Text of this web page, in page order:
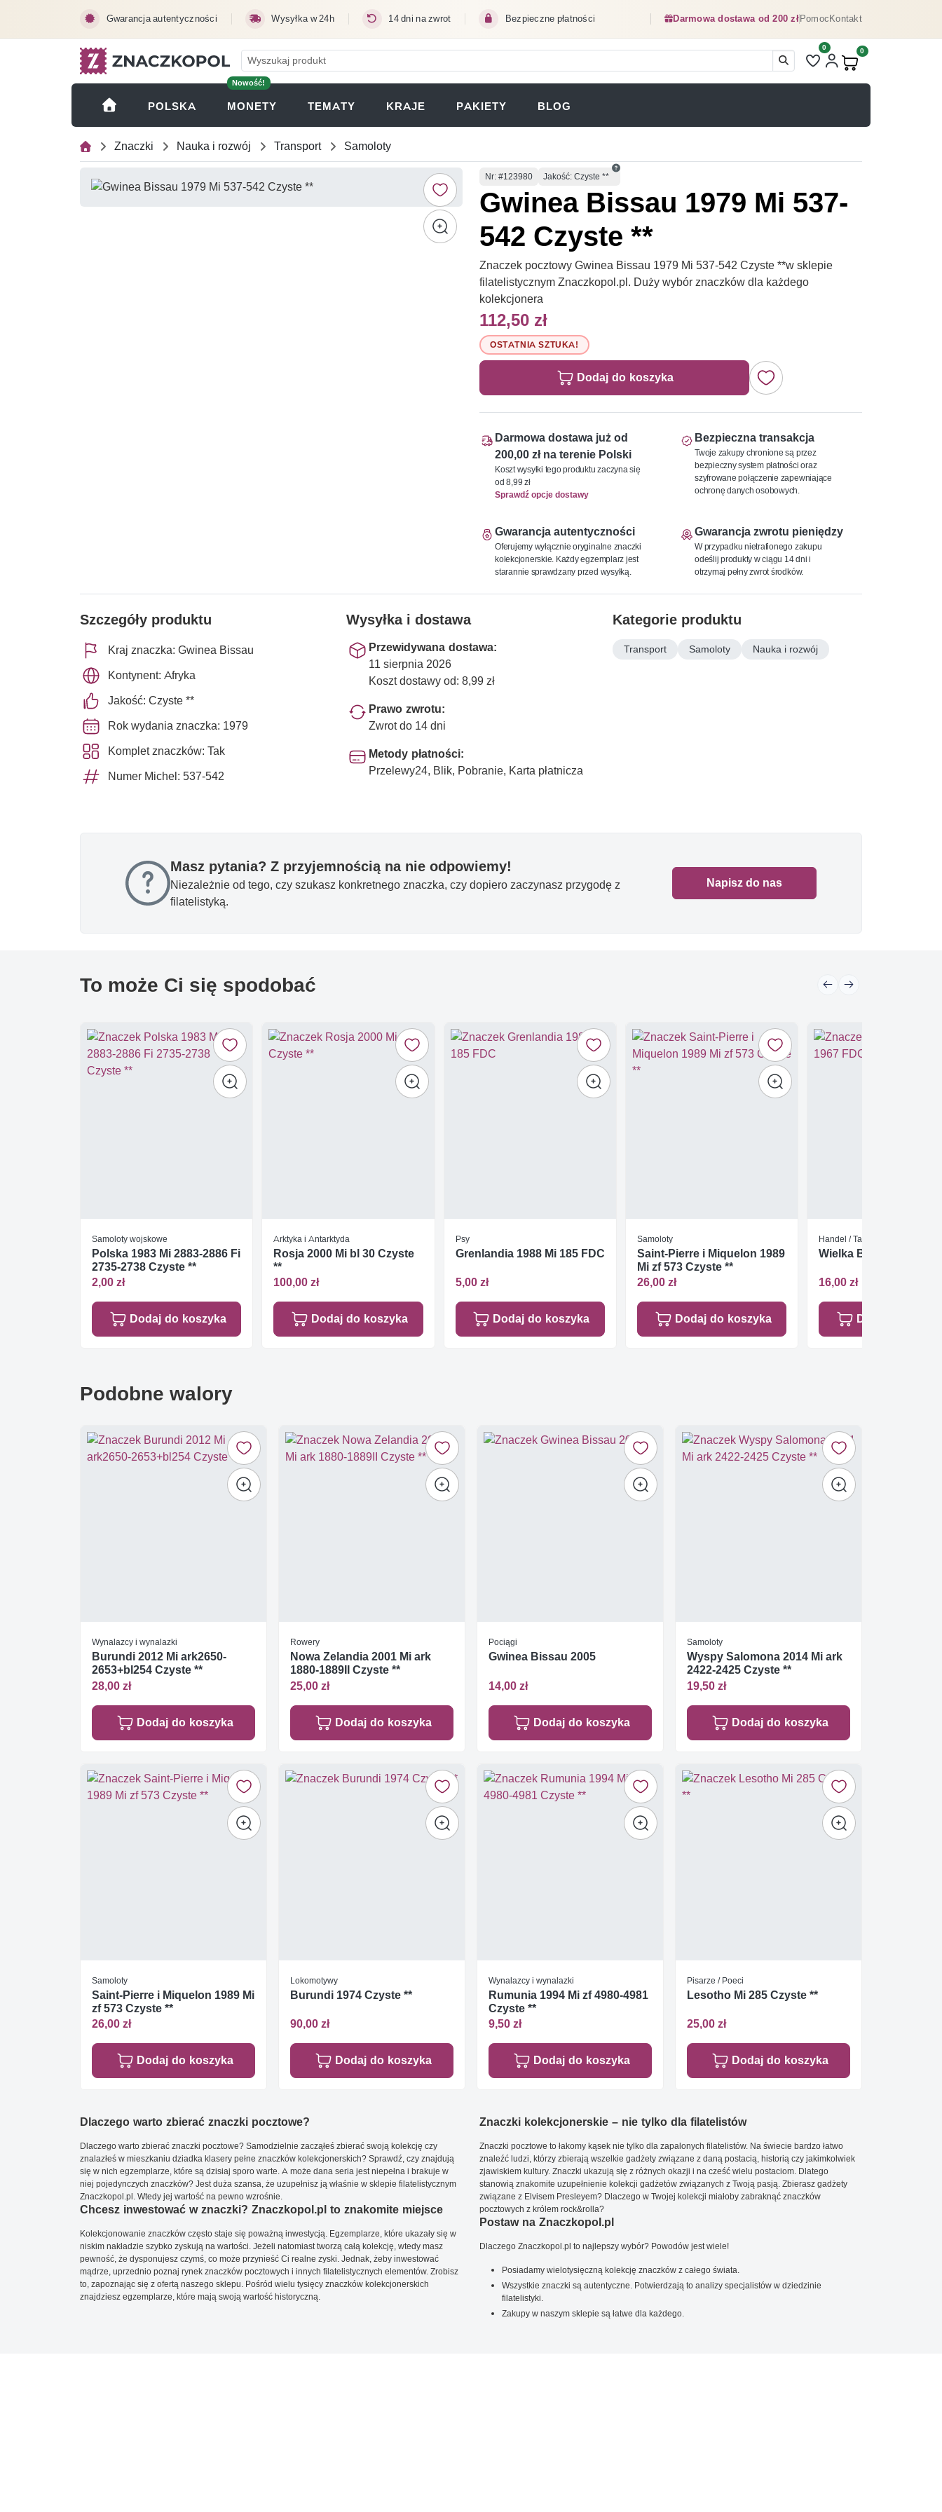
Gwarancja autentyczności Wysyłka w 24h 14 dni na zwrot Bezpieczne płatności Darmowa dostawa od 200 złPomocKontakt
Liczba pozycji na liście
0
Produkty w koszyku:
0
POLSKA
Nowość!
MONETY (OTWIERA SIĘ W NOWEJ KARCIE)
TEMATY KRAJE PAKIETY BLOG
Znaczki Nauka i rozwój Transport Samoloty
Numer
Nr: #123980 Jakość: Czyste **
Gwinea Bissau 1979 Mi 537-
542 Czyste **
Znaczek pocztowy Gwinea Bissau 1979 Mi 537-542 Czyste **w sklepie
filatelistycznym Znaczkopol.pl. Duży wybór znaczków dla każdego
kolekcjonera
112,50 zł
OSTATNIA SZTUKA!
Dodaj do koszyka
Darmowa dostawa już od
200,00 zł na terenie Polski
Koszt wysyłki tego produktu zaczyna się
od 8,99 zł
Sprawdź opcje dostawy
Bezpieczna transakcja
Twoje zakupy chronione są przez
bezpieczny system płatności oraz
szyfrowane połączenie zapewniające
ochronę danych osobowych.
Gwarancja autentyczności
Oferujemy wyłącznie oryginalne znaczki
kolekcjonerskie. Każdy egzemplarz jest
starannie sprawdzany przed wysyłką.
Gwarancja zwrotu pieniędzy
W przypadku nietrafionego zakupu
odeślij produkty w ciągu 14 dni i
otrzymaj pełny zwrot środków.
Szczegóły produktu
Kraj znaczka: Gwinea Bissau
Kontynent: Afryka
Jakość: Czyste **
Rok wydania znaczka: 1979
Komplet znaczków: Tak
Numer Michel: 537-542
Wysyłka i dostawa
Przewidywana dostawa:
11 sierpnia 2026
Koszt dostawy od: 8,99 zł
Prawo zwrotu:
Zwrot do 14 dni
Metody płatności:
Przelewy24, Blik, Pobranie, Karta płatnicza
Kategorie produktu
Transport Samoloty Nauka i rozwój
Masz pytania? Z przyjemnością na nie odpowiemy!
Niezależnie od tego, czy szukasz konkretnego znaczka, czy dopiero zaczynasz przygodę z
filatelistyką.
Napisz do nas
To może Ci się spodobać
Samoloty wojskowe
Polska 1983 Mi 2883-2886 Fi
2735-2738 Czyste **
2,00 zł
Dodaj do koszyka
Arktyka i Antarktyda
Rosja 2000 Mi bl 30 Czyste
**
100,00 zł
Dodaj do koszyka
Psy
Grenlandia 1988 Mi 185 FDC
5,00 zł
Dodaj do koszyka
Samoloty
Saint-Pierre i Miquelon 1989
Mi zf 573 Czyste **
26,00 zł
Dodaj do koszyka
Handel / Targi
Wielka Brytania 1967
16,00 zł
Dodaj do
Podobne walory
Wynalazcy i wynalazki
Burundi 2012 Mi ark2650-
2653+bl254 Czyste **
28,00 zł
Dodaj do koszyka
Rowery
Nowa Zelandia 2001 Mi ark
1880-1889II Czyste **
25,00 zł
Dodaj do koszyka
Pociągi
Gwinea Bissau 2005
14,00 zł
Dodaj do koszyka
Samoloty
Wyspy Salomona 2014 Mi ark
2422-2425 Czyste **
19,50 zł
Dodaj do koszyka
Samoloty
Saint-Pierre i Miquelon 1989 Mi
zf 573 Czyste **
26,00 zł
Dodaj do koszyka
Lokomotywy
Burundi 1974 Czyste **
90,00 zł
Dodaj do koszyka
Wynalazcy i wynalazki
Rumunia 1994 Mi zf 4980-4981
Czyste **
9,50 zł
Dodaj do koszyka
Pisarze / Poeci
Lesotho Mi 285 Czyste **
25,00 zł
Dodaj do koszyka
Dlaczego warto zbierać znaczki pocztowe?
Dlaczego warto zbierać znaczki pocztowe? Samodzielnie zacząłeś zbierać swoją kolekcję czy
znalazłeś w mieszkaniu dziadka klasery pełne znaczków kolekcjonerskich? Sprawdź, czy znajdują
się w nich egzemplarze, które są dzisiaj sporo warte. A może dana seria jest niepełna i brakuje w
niej pojedynczych znaczków? Jest duża szansa, że uzupełnisz ją właśnie w sklepie filatelistycznym
Znaczkopol.pl. Wtedy jej wartość na pewno wzrośnie.
Chcesz inwestować w znaczki? Znaczkopol.pl to znakomite miejsce
Kolekcjonowanie znaczków często staje się poważną inwestycją. Egzemplarze, które ukazały się w
niskim nakładzie szybko zyskują na wartości. Jeżeli natomiast tworzą całą kolekcję, wtedy masz
pewność, że dysponujesz czymś, co może przynieść Ci realne zyski. Jednak, żeby inwestować
mądrze, uprzednio poznaj rynek znaczków pocztowych i innych filatelistycznych elementów. Zrobisz
to, zapoznając się z ofertą naszego sklepu. Pośród wielu tysięcy znaczków kolekcjonerskich
znajdziesz egzemplarze, które mają swoją wartość historyczną.
Znaczki kolekcjonerskie – nie tylko dla filatelistów
Znaczki pocztowe to łakomy kąsek nie tylko dla zapalonych filatelistów. Na świecie bardzo łatwo
znaleźć ludzi, którzy zbierają wszelkie gadżety związane z daną postacią, historią czy jakimkolwiek
zjawiskiem kultury. Znaczki ukazują się z różnych okazji i na cześć wielu postaciom. Dlatego
stanowią znakomite uzupełnienie kolekcji gadżetów związanych z Twoją pasją. Zbierasz gadżety
związane z Elvisem Presleyem? Dlaczego w Twojej kolekcji miałoby zabraknąć znaczków
pocztowych z królem rock&rolla?
Postaw na Znaczkopol.pl
Dlaczego Znaczkopol.pl to najlepszy wybór? Powodów jest wiele!
Posiadamy wielotysięczną kolekcję znaczków z całego świata.
Wszystkie znaczki są autentyczne. Potwierdzają to analizy specjalistów w dziedzinie
filatelistyki.
Zakupy w naszym sklepie są łatwe dla każdego.